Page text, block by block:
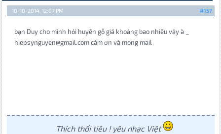
#157
10-10-2014, 12:07 PM
bạn Duy cho mình hỏi huyên gỗ giá khoảng bao nhiêu vậy à _
hiepsynguyen@gmail.com cám ơn và mong mail
Thích thổi tiêu ! yêu nhạc Việt